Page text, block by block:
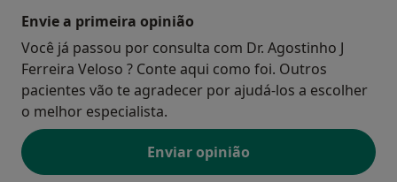
Envie a primeira opinião
Você já passou por consulta com Dr. Agostinho J
Ferreira Veloso ? Conte aqui como foi. Outros
pacientes vão te agradecer por ajudá-los a escolher
o melhor especialista.
Enviar opinião